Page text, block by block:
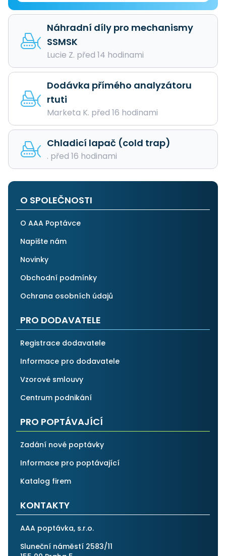
Náhradní díly pro mechanismy
SSMSK
Lucie Z. před 14 hodinami
Dodávka přímého analyzátoru
rtuti
Marketa K. před 16 hodinami
Chladicí lapač (cold trap)
. před 16 hodinami
O SPOLEČNOSTI
O AAA Poptávce
Napište nám
Novinky
Obchodní podmínky
Ochrana osobních údajů
PRO DODAVATELE
Registrace dodavatele
Informace pro dodavatele
Vzorové smlouvy
Centrum podnikání
PRO POPTÁVAJÍCÍ
Zadání nové poptávky
Informace pro poptávající
Katalog firem
KONTAKTY
AAA poptávka, s.r.o.
Sluneční náměstí 2583/11